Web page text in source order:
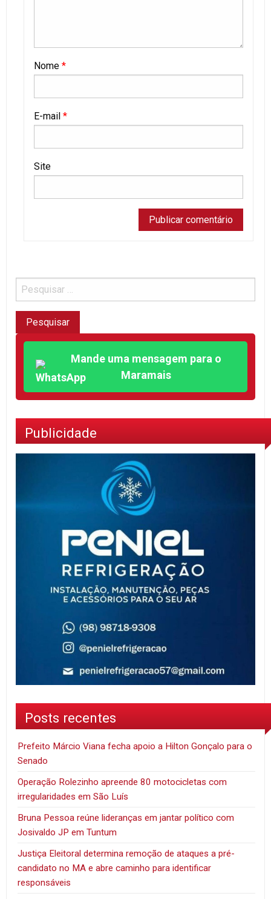
Nome *
E-mail *
Site
Mande uma mensagem para o
Maramais
Publicidade
Posts recentes
Prefeito Márcio Viana fecha apoio a Hilton Gonçalo para o
Senado
Operação Rolezinho apreende 80 motocicletas com
irregularidades em São Luís
Bruna Pessoa reúne lideranças em jantar político com
Josivaldo JP em Tuntum
Justiça Eleitoral determina remoção de ataques a pré-
candidato no MA e abre caminho para identificar
responsáveis